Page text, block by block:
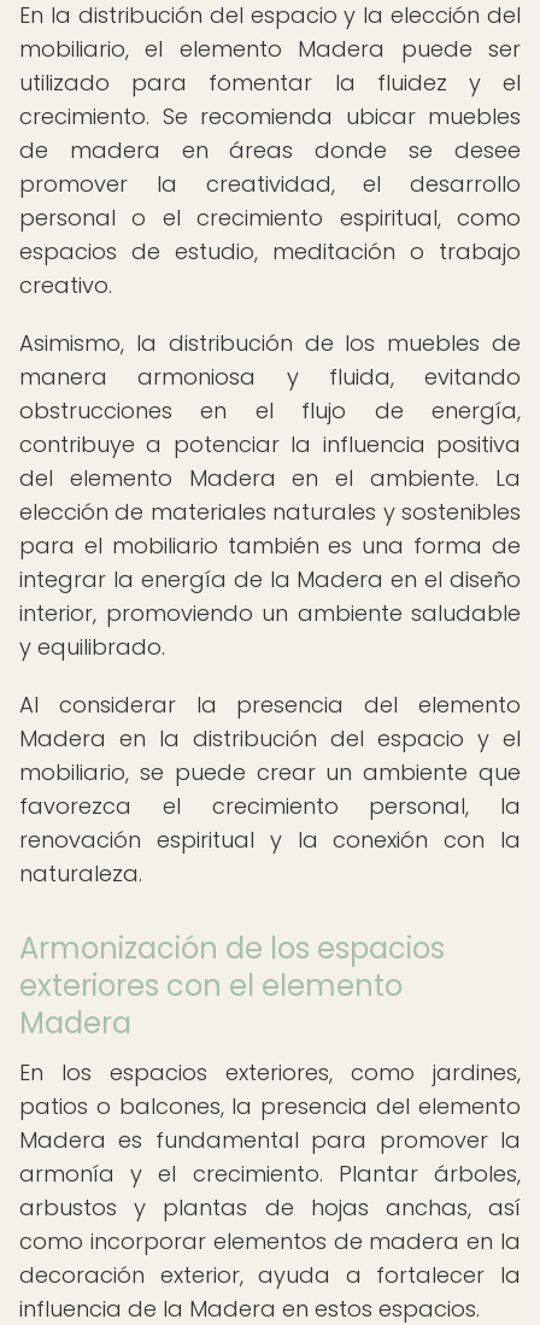
En la distribución del espacio y la elección del
mobiliario, el elemento Madera puede ser
utilizado para fomentar la fluidez y el
crecimiento. Se recomienda ubicar muebles
de madera en áreas donde se desee
promover la creatividad, el desarrollo
personal o el crecimiento espiritual, como
espacios de estudio, meditación o trabajo
creativo.
Asimismo, la distribución de los muebles de
manera armoniosa y fluida, evitando
obstrucciones en el flujo de energía,
contribuye a potenciar la influencia positiva
del elemento Madera en el ambiente. La
elección de materiales naturales y sostenibles
para el mobiliario también es una forma de
integrar la energía de la Madera en el diseño
interior, promoviendo un ambiente saludable
y equilibrado.
Al considerar la presencia del elemento
Madera en la distribución del espacio y el
mobiliario, se puede crear un ambiente que
favorezca el crecimiento personal, la
renovación espiritual y la conexión con la
naturaleza.
Armonización de los espacios
exteriores con el elemento
Madera
En los espacios exteriores, como jardines,
patios o balcones, la presencia del elemento
Madera es fundamental para promover la
armonía y el crecimiento. Plantar árboles,
arbustos y plantas de hojas anchas, así
como incorporar elementos de madera en la
decoración exterior, ayuda a fortalecer la
influencia de la Madera en estos espacios.